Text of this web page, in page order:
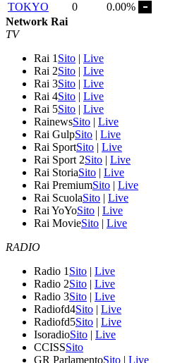
TOKYO
0
0.00%
Network Rai
TV
Rai 1 Sito | Live
Rai 2Sito | Live
Rai 3Sito | Live
Rai 4Sito | Live
Rai 5Sito | Live
RainewsSito | Live
Rai GulpSito | Live
Rai SportSito | Live
Rai Sport 2Sito | Live
Rai StoriaSito | Live
Rai PremiumSito | Live
Rai ScuolaSito | Live
Rai YoYoSito | Live
Rai MovieSito | Live
RADIO
Radio 1 Sito | Live
Radio 2Sito | Live
Radio 3Sito | Live
Radiofd4Sito | Live
Radiofd5Sito | Live
IsoradioSito | Live
CCISSSito
GR ParlamentoSito | Live